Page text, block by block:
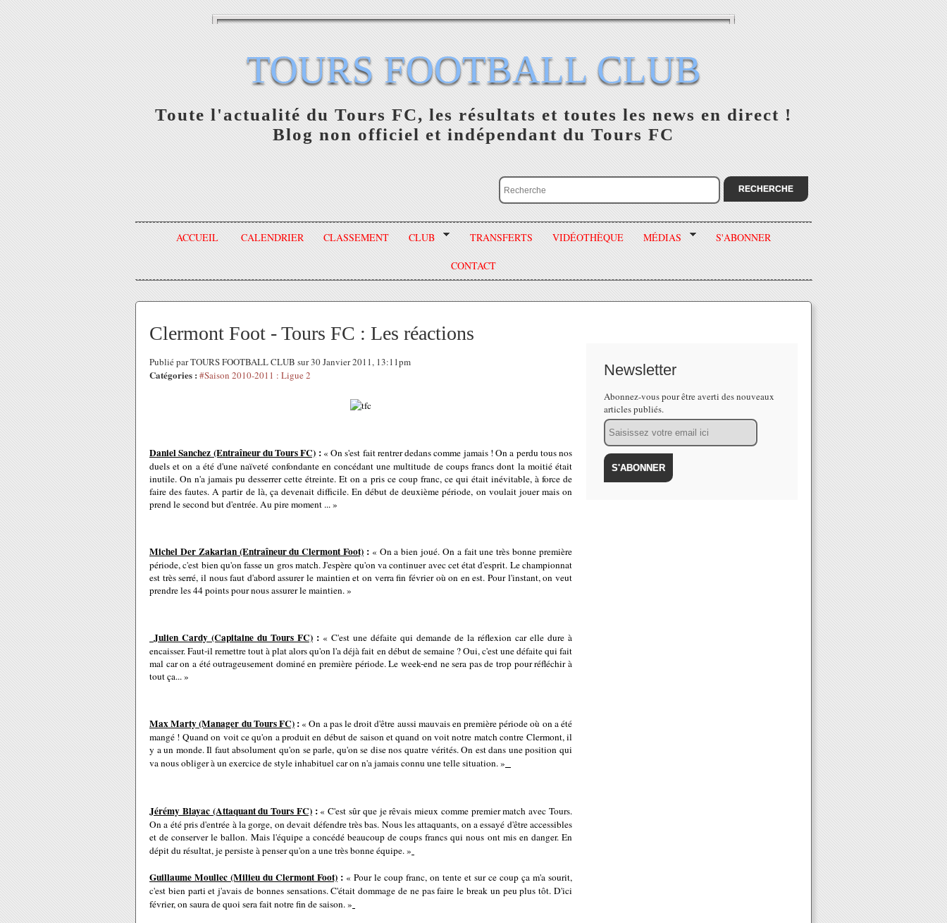
TOURS FOOTBALL CLUB
Toute l'actualité du Tours FC, les résultats et toutes les news en direct !
Blog non officiel et indépendant du Tours FC
ACCUEIL CALENDRIER CLASSEMENT CLUB TRANSFERTS VIDÉOTHÈQUE MÉDIAS S'ABONNER
CONTACT
Clermont Foot - Tours FC : Les réactions
Publié par TOURS FOOTBALL CLUB sur 30 Janvier 2011, 13:11pm
Catégories : #Saison 2010-2011 : Ligue 2
Daniel Sanchez (Entraîneur du Tours FC) :« On s'est fait rentrer dedans comme jamais ! On a perdu tous nos
duels et on a été d'une naïveté confondante en concédant une multitude de coups francs dont la moitié était
inutile. On n'a jamais pu desserrer cette étreinte. Et on a pris ce coup franc, ce qui était inévitable, à force de
faire des fautes. A partir de là, ça devenait difficile. En début de deuxième période, on voulait jouer mais on
prend le second but d'entrée. Au pire moment ... »
Michel Der Zakarian (Entraîneur du Clermont Foot) :« On a bien joué. On a fait une très bonne première
période, c'est bien qu'on fasse un gros match. J'espère qu'on va continuer avec cet état d'esprit. Le championnat
est très serré, il nous faut d'abord assurer le maintien et on verra fin février où on en est. Pour l'instant, on veut
prendre les 44 points pour nous assurer le maintien. »
Julien Cardy (Capitaine du Tours FC) : « C'est une défaite qui demande de la réflexion car elle dure à
encaisser. Faut-il remettre tout à plat alors qu'on l'a déjà fait en début de semaine ? Oui, c'est une défaite qui fait
mal car on a été outrageusement dominé en première période. Le week-end ne sera pas de trop pour réfléchir à
tout ça... »
Max Marty (Manager du Tours FC): « On a pas le droit d'être aussi mauvais en première période où on a été
mangé ! Quand on voit ce qu'on a produit en début de saison et quand on voit notre match contre Clermont, il
y a un monde. Il faut absolument qu'on se parle, qu'on se dise nos quatre vérités. On est dans une position qui
va nous obliger à un exercice de style inhabituel car on n'a jamais connu une telle situation. »
Jérémy Blayac (Attaquant du Tours FC):« C'est sûr que je rêvais mieux comme premier match avec Tours.
On a été pris d'entrée à la gorge, on devait défendre très bas. Nous les attaquants, on a essayé d'être accessibles
et de conserver le ballon. Mais l'équipe a concédé beaucoup de coups francs qui nous ont mis en danger. En
dépit du résultat, je persiste à penser qu'on a une très bonne équipe. »
Guillaume Moullec (Milieu du Clermont Foot) : « Pour le coup franc, on tente et sur ce coup ça m'a sourit,
c'est bien parti et j'avais de bonnes sensations. C'était dommage de ne pas faire le break un peu plus tôt. D'ici
février, on saura de quoi sera fait notre fin de saison. »
Newsletter
Abonnez-vous pour être averti des nouveaux
articles publiés.
Email